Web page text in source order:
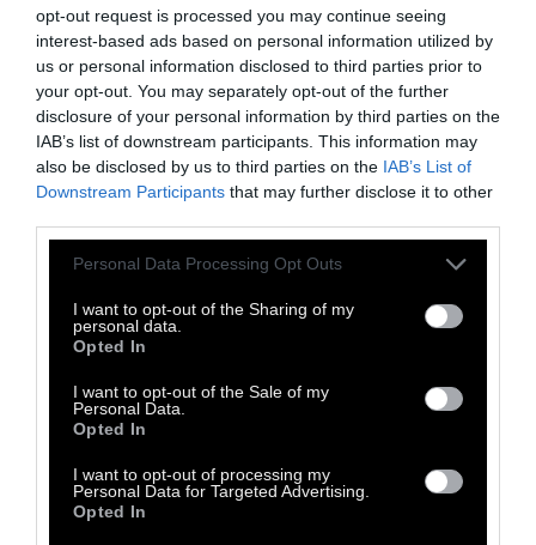
opt-out request is processed you may continue seeing
interest-based ads based on personal information utilized by
us or personal information disclosed to third parties prior to
your opt-out. You may separately opt-out of the further
disclosure of your personal information by third parties on the
IAB’s list of downstream participants. This information may
also be disclosed by us to third parties on the IAB’s List of
Downstream Participants that may further disclose it to other
Personal Data Processing Opt Outs
I want to opt-out of the Sharing of my
personal data.
Opted In
I want to opt-out of the Sale of my
Personal Data.
Opted In
I want to opt-out of processing my
Personal Data for Targeted Advertising.
Opted In
8. Ανοιχτό ξανθό
9. Πολύ ανοιχτό ξανθό
10. Κατάξανθο.
Το δεύτερο νούμερο σε μια βαφή δείχνει το
ρεφλέ,δηλαδή τα συμπληρωματικά χρώματα
δημιουργηθεί μια νέα, πιο φυσική απόχρωση.
Θέλουμε λίγους ξανθούς ή κόκκινους τόνους;
Ψυχρά χρώματα ή πιο θερμά; Διαλέγουμε με
βάση αυτόν τον οδηγό.